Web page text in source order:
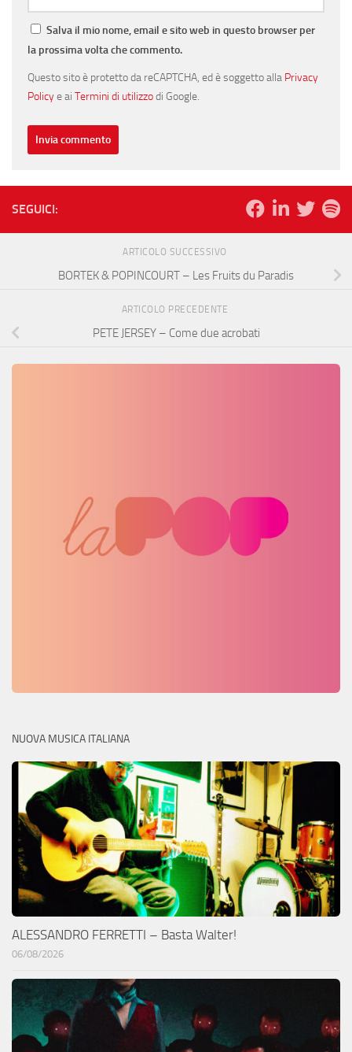
Salva il mio nome, email e sito web in questo browser per
la prossima volta che commento.
Questo sito è protetto da reCAPTCHA, ed è soggetto alla Privacy
Policye ai Termini di utilizzodi Google.
SEGUICI:
ARTICOLO SUCCESSIVO
BORTEK & POPINCOURT – Les Fruits du Paradis
ARTICOLO PRECEDENTE
PETE JERSEY – Come due acrobati
NUOVA MUSICA ITALIANA
ALESSANDRO FERRETTI – Basta Walter!
06/08/2026